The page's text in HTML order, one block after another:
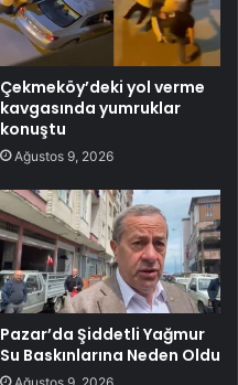
Çekmeköy’deki yol verme
kavgasında yumruklar
konuştu
Ağustos 9, 2026
Pazar’da Şiddetli Yağmur
Su Baskınlarına Neden Oldu